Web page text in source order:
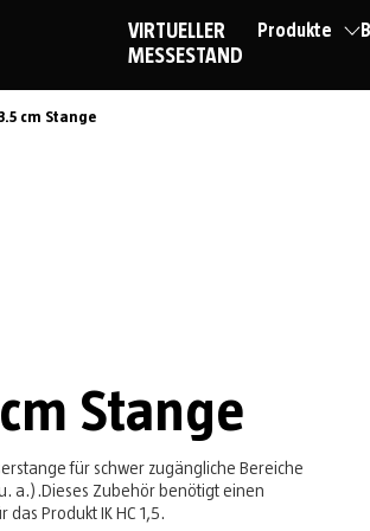
VIRTUELLER
MESSESTAND
Produkte
cm Stange
Stange
für schwer zugängliche Bereiche
a.).Dieses Zubehör benötigt einen
das Produkt IK HC 1,5.